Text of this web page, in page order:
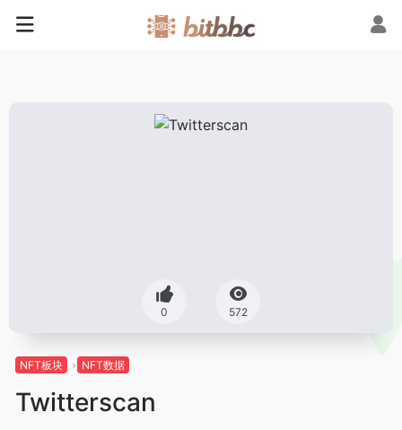
0 572
NFT板块 NFT数据
Twitterscan